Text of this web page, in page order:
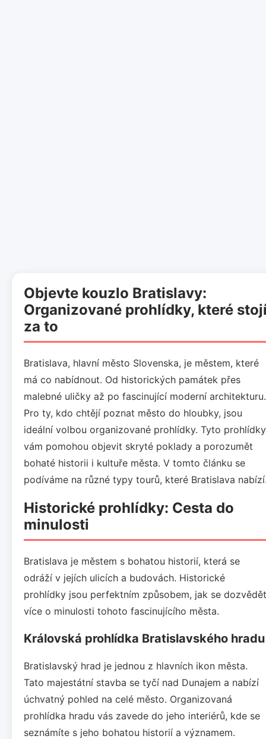
Objevte kouzlo Bratislavy:
Organizované prohlídky, které
za to
Bratislava, hlavní město Slovenska, je městem, které
má co nabídnout. Od historických památek přes
malebné uličky až po fascinující moderní architekturu.
Pro ty, kdo chtějí poznat město do hloubky, jsou
ideální volbou organizované prohlídky. Tyto prohlídky
vám pomohou objevit skryté poklady a porozumět
bohaté historii i kultuře města. V tomto článku se
podíváme na různé typy tourů, které Bratislava
Historické prohlídky: Cesta do
minulosti
Bratislava je městem s bohatou historií, která se
odráží v jejích ulicích a budovách. Historické
prohlídky jsou perfektním způsobem, jak se dozvědět
více o minulosti tohoto fascinujícího města.
Královská prohlídka Bratislavského hradu
Bratislavský hrad je jednou z hlavních ikon města.
Tato majestátní stavba se tyčí nad Dunajem a nabízí
úchvatný pohled na celé město. Organizovaná
prohlídka hradu vás zavede do jeho interiérů, kde se
seznámíte s jeho bohatou historií a významem.